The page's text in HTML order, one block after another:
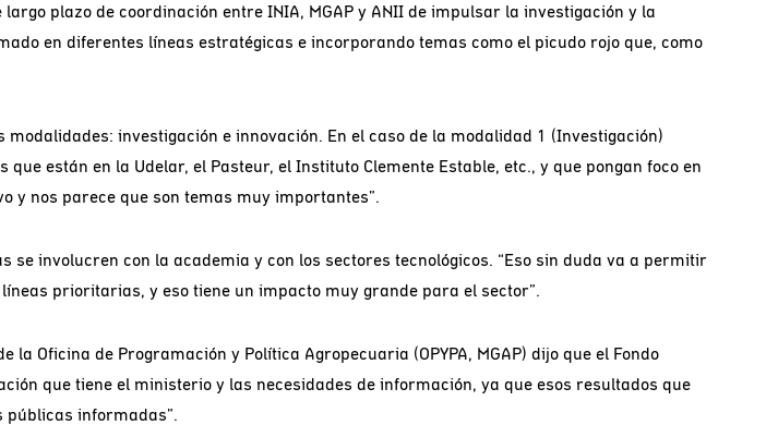
plazo de coordinación entre INIA, MGAP y ANII de impulsar la investigación y la
en diferentes líneas estratégicas e incorporando temas como el picudo rojo que, como
investigación e innovación. En el caso de la modalidad 1 (Investigación)
están en la Udelar, el Pasteur, el Instituto Clemente Estable, etc., y que pongan foco en
y nos parece que son temas muy importantes”.
involucren con la academia y con los sectores tecnológicos. “Eso sin duda va a permitir
prioritarias, y eso tiene un impacto muy grande para el sector”.
Oficina de Programación y Política Agropecuaria (OPYPA, MGAP) dijo que el Fondo
que tiene el ministerio y las necesidades de información, ya que esos resultados que
públicas informadas”.